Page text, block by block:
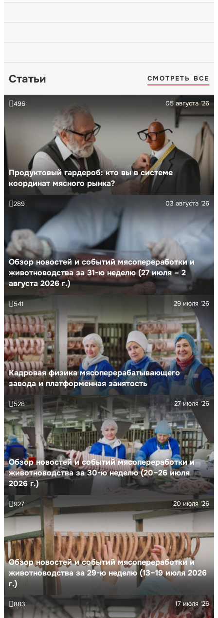
Статьи СМОТРЕТЬ ВСЕ
Продуктовый гардероб: кто вы в системе
координат мясного рынка?
05 августа '26
496
Обзор новостей и событий мясопереработки и
животноводства за 31-ю неделю (27 июля – 2
августа 2026 г.)
03 августа '26
289
Кадровая физика мясоперерабатывающего
завода и платформенная занятость
29 июля '26
541
Обзор новостей и событий мясопереработки и
животноводства за 30-ю неделю (20–26 июля
2026 г.)
27 июля '26
528
Обзор новостей и событий мясопереработки и
животноводства за 29-ю неделю (13–19 июля 2026
г.)
20 июля '26
927
17 июля '26
883